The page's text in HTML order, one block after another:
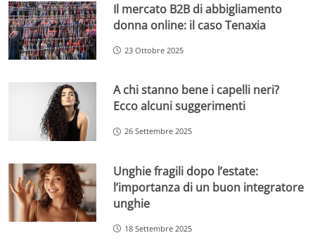
Il mercato B2B di abbigliamento
donna online: il caso Tenaxia
23 Ottobre 2025
A chi stanno bene i capelli neri?
Ecco alcuni suggerimenti
26 Settembre 2025
Unghie fragili dopo l’estate:
l’importanza di un buon integratore
unghie
18 Settembre 2025